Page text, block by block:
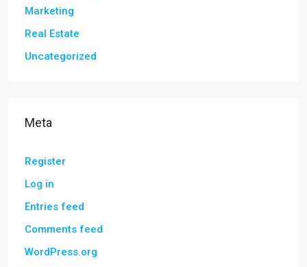
Marketing
Real Estate
Uncategorized
Meta
Register
Log in
Entries feed
Comments feed
WordPress.org